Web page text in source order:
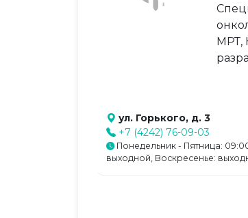
МРТ,
ул. Горького, д. 3
+7 (4242) 76-09-03
Понедельник - Пятница:
выходной, Воскресенье: